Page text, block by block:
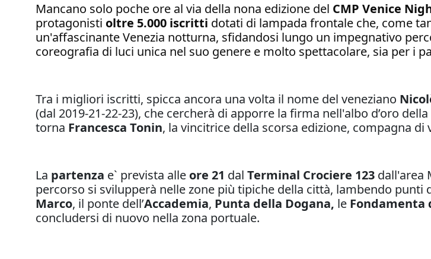
Mancano solo poche ore al via della nona edizione del CMP Venice
protagonisti oltre 5.000 iscritti dotati di lampada frontale che, come
un'affascinante Venezia notturna, sfidandosi lungo un impegnativo
coreografia di luci unica nel suo genere e molto spettacolare, sia per i
Tra i migliori iscritti, spicca ancora una volta il nome del veneziano
(dal 2019-21-22-23), che cercherà di apporre la firma nell'albo d’oro
torna Francesca Tonin, la vincitrice della scorsa edizione, compagna
La partenza e` prevista alle ore 21 dal Terminal Crociere 123 dall'area
percorso si svilupperà nelle zone più tipiche della città, lambendo punti
Marco, il ponte dell’Accademia, Punta della Dogana, le Fondamenta
concludersi di nuovo nella zona portuale.